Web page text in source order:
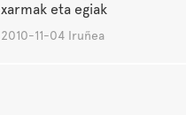
xarmak eta egiak
2010-11-04 Iruñea